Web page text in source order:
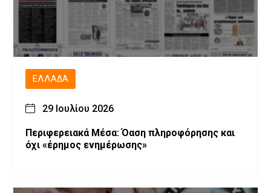
ΕΛΛΆΔΑ
29 Ιουλίου 2026
Περιφερειακά Μέσα: Όαση πληροφόρησης και
όχι «έρημος ενημέρωσης»